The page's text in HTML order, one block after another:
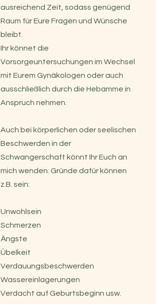
ausreichend Zeit, sodass genügend
Raum für Eure Fragen und Wünsche
bleibt.
Ihr könnet die
Vorsorgeuntersuchungen im Wechsel
mit Eurem Gynäkologen oder auch
ausschließlich durch die Hebamme in
Anspruch nehmen.
Auch bei körperlichen oder seelischen
Beschwerden in der
Schwangerschaft könnt Ihr Euch an
mich wenden. Gründe dafür können
z.B. sein:
Unwohlsein
Schmerzen
Ängste
Übelkeit
Verdauungsbeschwerden
Wassereinlagerungen
Verdacht auf Geburtsbeginn usw.